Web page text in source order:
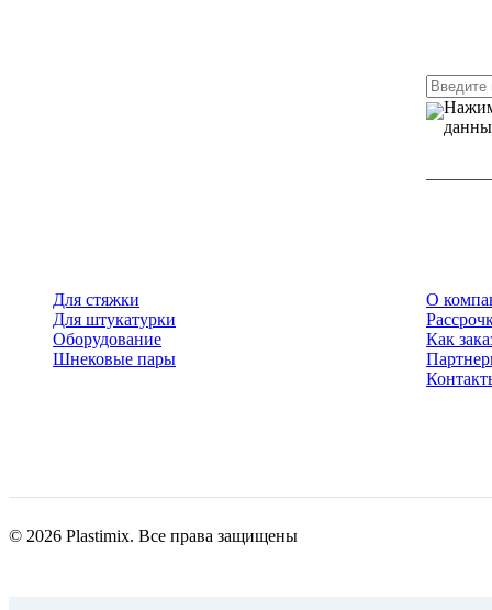
Для стяжки
Для штукатурки
Оборудование
Шнековые пары
О
Как
© 2026 Plastimix. Все права защищены